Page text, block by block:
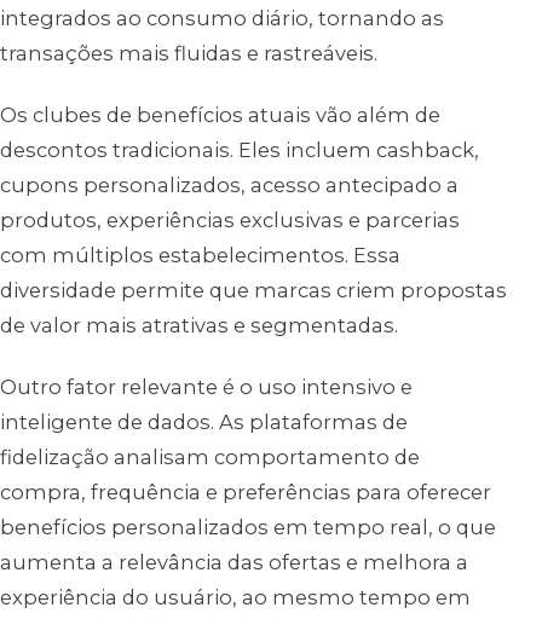
integrados ao consumo diário, tornando as
transações mais fluidas e rastreáveis.
Os clubes de benefícios atuais vão além de
descontos tradicionais. Eles incluem cashback,
cupons personalizados, acesso antecipado a
produtos, experiências exclusivas e parcerias
com múltiplos estabelecimentos. Essa
diversidade permite que marcas criem propostas
de valor mais atrativas e segmentadas.
Outro fator relevante é o uso intensivo e
inteligente de dados. As plataformas de
fidelização analisam comportamento de
compra, frequência e preferências para oferecer
benefícios personalizados em tempo real, o que
aumenta a relevância das ofertas e melhora a
experiência do usuário, ao mesmo tempo em